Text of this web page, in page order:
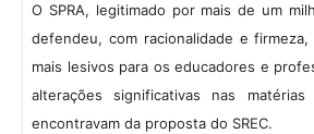
O SPRA, legitimado por mais de um
defendeu, com racionalidade e
mais lesivos para os educadores e
alterações significativas nas
encontravam da proposta do SREC.